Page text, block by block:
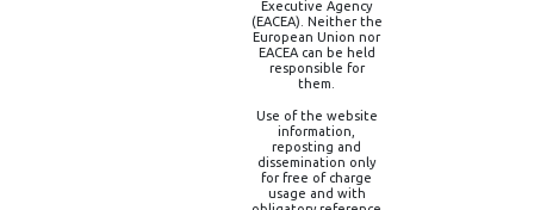
Executive Agency
(EACEA). Neither the
European Union nor
EACEA can be held
responsible for
them.
Use of the website
information,
reposting and
dissemination only
for free of charge
usage and with